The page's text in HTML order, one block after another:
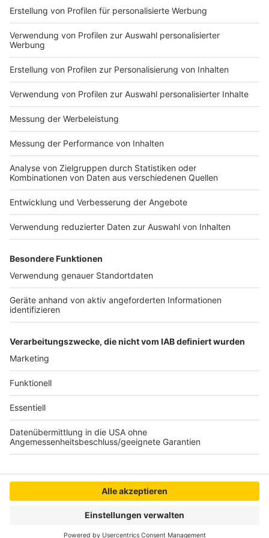
©Radio NRW GmbH
Anzeige
Direkt aus dem NRW-Landtag
Anzeige
Die Sondersendung aus dem NRW-Landtag hat
gezeigt, wie wichtig der direkte Austausch zwischen
Politik und Bürgerinnen und Bürgern bleibt.
NRW konnten die NRW-Lokalradios einen Einblick
geben, welche Themen die Menschen aktuell wirklich
bewegen.
Anzeige
©Radio NRW GmbH
Anzeige